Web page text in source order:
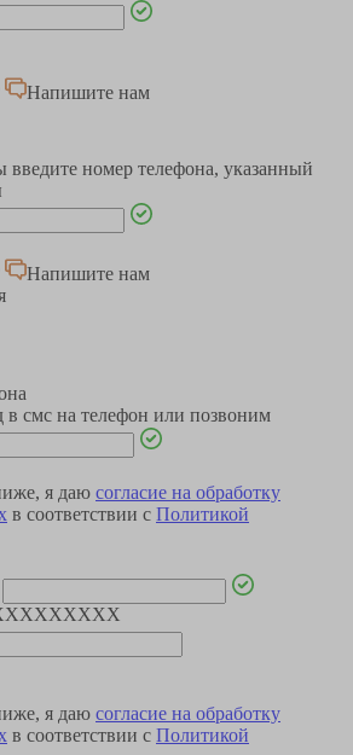
Напишите нам
введите номер телефона, указанный
Напишите нам
смс на телефон или позвоним
я даю согласие на обработку
в соответствии с Политикой
я даю согласие на обработку
в соответствии с Политикой